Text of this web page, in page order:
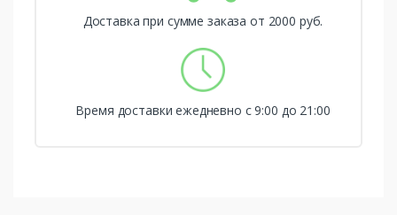
Доставка при сумме заказа от 2000 руб.
Время доставки ежедневно с 9:00 до 21:00